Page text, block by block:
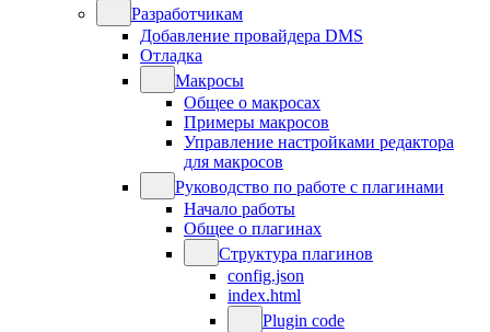
Разработчикам
Добавление провайдера DMS
Отладка
Макросы
Общее о макросах
Примеры макросов
Управление настройками редактора
для макросов
Руководство по работе с плагинами
Начало работы
Общее о плагинах
Структура плагинов
config.json
index.html
Plugin code